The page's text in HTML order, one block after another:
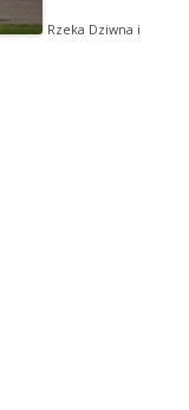
Rzeka Dziwna i